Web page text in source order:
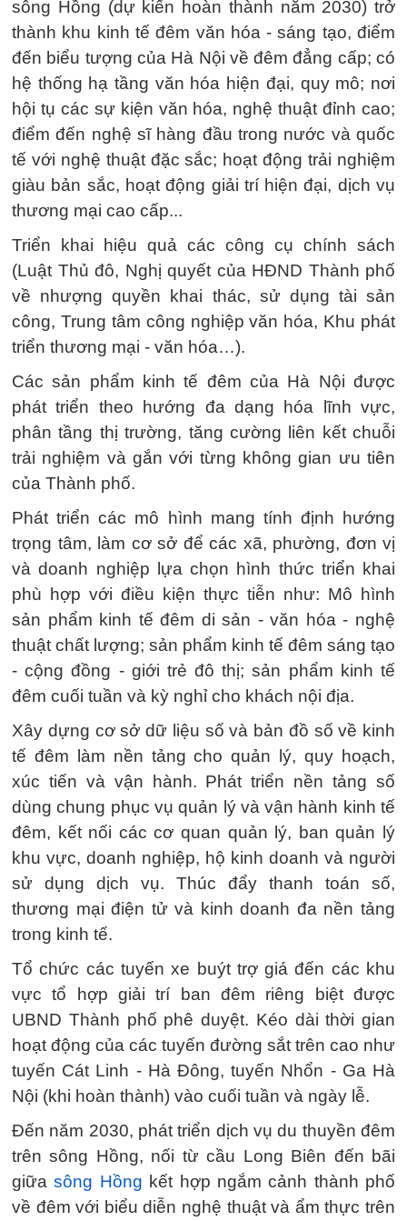
sông Hồng (dự kiến hoàn thành năm 2030) trở
thành khu kinh tế đêm văn hóa - sáng tạo, điểm
đến biểu tượng của Hà Nội về đêm đẳng cấp; có
hệ thống hạ tầng văn hóa hiện đại, quy mô; nơi
hội tụ các sự kiện văn hóa, nghệ thuật đỉnh cao;
điểm đến nghệ sĩ hàng đầu trong nước và quốc
tế với nghệ thuật đặc sắc; hoạt động trải nghiệm
giàu bản sắc, hoạt động giải trí hiện đại, dịch vụ
thương mại cao cấp...
Triển khai hiệu quả các công cụ chính sách
(Luật Thủ đô, Nghị quyết của HĐND Thành phố
về nhượng quyền khai thác, sử dụng tài sản
công, Trung tâm công nghiệp văn hóa, Khu phát
triển thương mại - văn hóa…).
Các sản phẩm kinh tế đêm của Hà Nội được
phát triển theo hướng đa dạng hóa lĩnh vực,
phân tầng thị trường, tăng cường liên kết chuỗi
trải nghiệm và gắn với từng không gian ưu tiên
của Thành phố.
Phát triển các mô hình mang tính định hướng
trọng tâm, làm cơ sở để các xã, phường, đơn vị
và doanh nghiệp lựa chọn hình thức triển khai
phù hợp với điều kiện thực tiễn như: Mô hình
sản phẩm kinh tế đêm di sản - văn hóa - nghệ
thuật chất lượng; sản phẩm kinh tế đêm sáng tạo
- cộng đồng - giới trẻ đô thị; sản phẩm kinh tế
đêm cuối tuần và kỳ nghỉ cho khách nội địa.
Xây dựng cơ sở dữ liệu số và bản đồ số về kinh
tế đêm làm nền tảng cho quản lý, quy hoạch,
xúc tiến và vận hành. Phát triển nền tảng số
dùng chung phục vụ quản lý và vận hành kinh tế
đêm, kết nối các cơ quan quản lý, ban quản lý
khu vực, doanh nghiệp, hộ kinh doanh và người
sử dụng dịch vụ. Thúc đẩy thanh toán số,
thương mại điện tử và kinh doanh đa nền tảng
trong kinh tế.
Tổ chức các tuyến xe buýt trợ giá đến các khu
vực tổ hợp giải trí ban đêm riêng biệt được
UBND Thành phố phê duyệt. Kéo dài thời gian
hoạt động của các tuyến đường sắt trên cao như
tuyến Cát Linh - Hà Đông, tuyến Nhổn - Ga Hà
Nội (khi hoàn thành) vào cuối tuần và ngày lễ.
Đến năm 2030, phát triển dịch vụ du thuyền đêm
trên sông Hồng, nối từ cầu Long Biên đến bãi
giữasông Hồng kết hợp ngắm cảnh thành phố
về đêm với biểu diễn nghệ thuật và ẩm thực trên